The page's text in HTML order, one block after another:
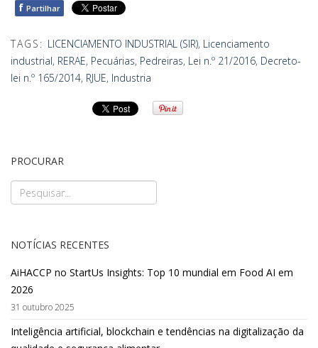
f Partilhar
TAGS: LICENCIAMENTO INDUSTRIAL (SIR), Licenciamento
industrial, RERAE, Pecuárias, Pedreiras, Lei n.º 21/2016, Decreto-
lei n.º 165/2014, RJUE, Industria
PROCURAR
NOTÍCIAS RECENTES
AiHACCP no StartUs Insights: Top 10 mundial em Food AI em
2026
31 outubro 2025
Inteligência artificial, blockchain e tendências na digitalização da